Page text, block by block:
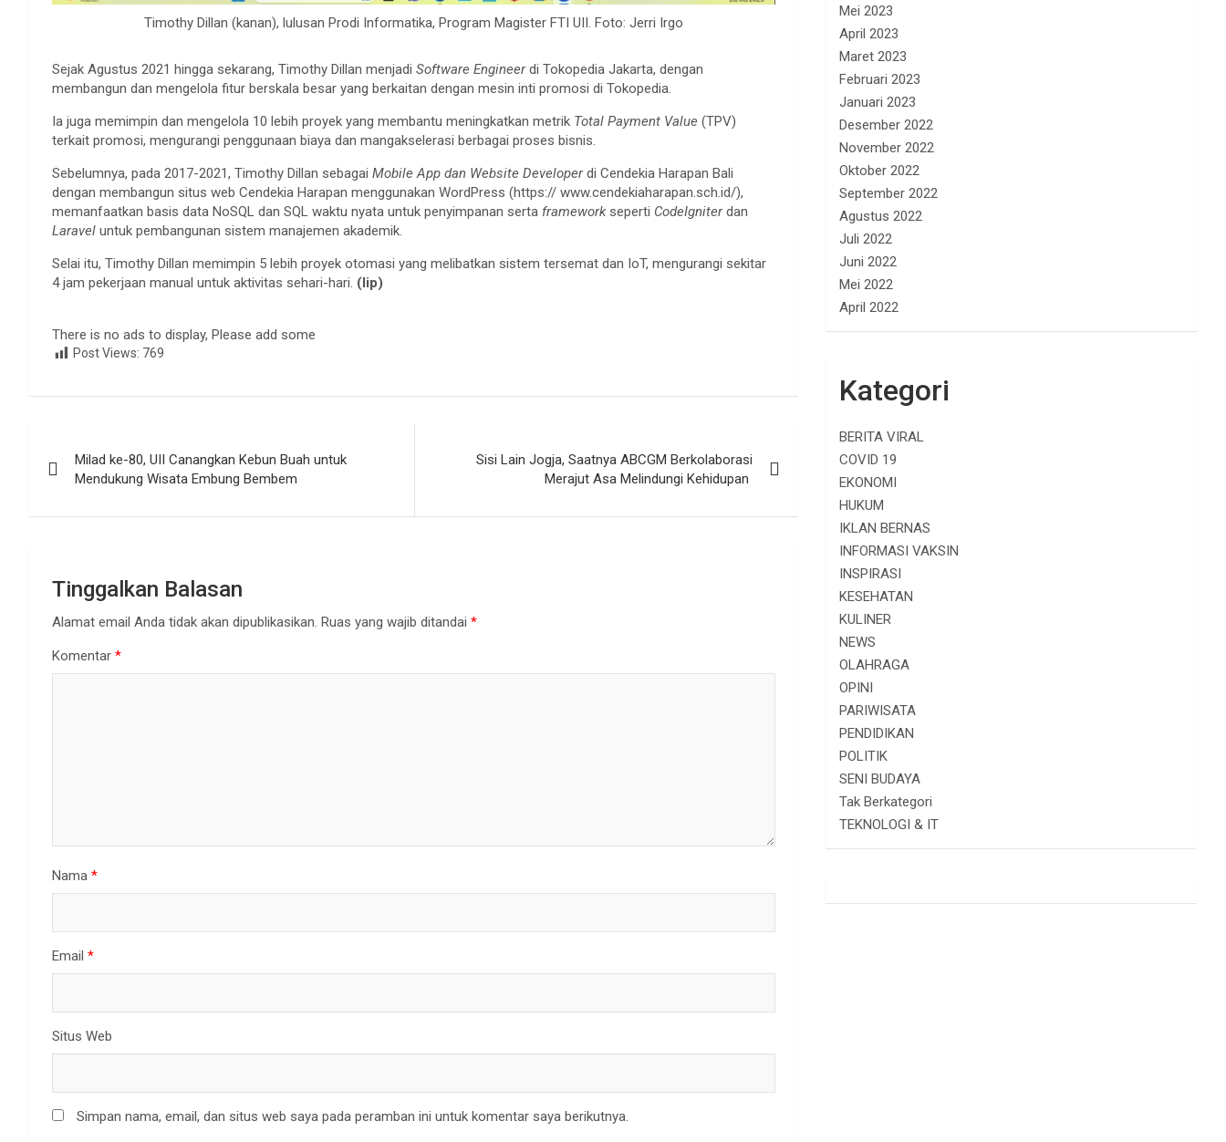
Timothy Dillan (kanan), lulusan Prodi Informatika, Program Magister FTI UII. Foto: Jerri Irgo
Sejak Agustus 2021 hingga sekarang, Timothy Dillan menjadi Software Engineerdi Tokopedia Jakarta, dengan
membangun dan mengelola fitur berskala besar yang berkaitan dengan mesin inti promosi di Tokopedia.
Ia juga memimpin dan mengelola 10 lebih proyek yang membantu meningkatkan metrik Total Payment Value (TPV)
terkait promosi, mengurangi penggunaan biaya dan mangakselerasi berbagai proses bisnis.
Sebelumnya, pada 2017-2021, Timothy Dillan sebagai Mobile App dan Website Developerdi Cendekia Harapan Bali
dengan membangun situs web Cendekia Harapan menggunakan WordPress (https:// www.cendekiaharapan.sch.id/),
memanfaatkan basis data NoSQL dan SQL waktu nyata untuk penyimpanan serta frameworkseperti CodeIgniterdan
Laravel untuk pembangunan sistem manajemen akademik.
Selai itu, Timothy Dillan memimpin 5 lebih proyek otomasi yang melibatkan sistem tersemat dan IoT, mengurangi sekitar
4 jam pekerjaan manual untuk aktivitas sehari-hari. (lip)
There is no ads to display, Please add some
Post Views: 769
pos
Milad ke-80, UII Canangkan Kebun Buah untuk
Mendukung Wisata Embung Bembem
Sisi Lain Jogja, Saatnya ABCGM Berkolaborasi
Merajut Asa Melindungi Kehidupan
Tinggalkan Balasan
Alamat email Anda tidak akan dipublikasikan. Ruas yang wajib ditandai *
Komentar *
Nama *
Email *
Situs Web
Simpan nama, email, dan situs web saya pada peramban ini untuk komentar saya berikutnya.
Mei 2023
April 2023
Maret 2023
Februari 2023
Januari 2023
Desember 2022
November 2022
Oktober 2022
September 2022
Agustus 2022
Juli 2022
Juni 2022
Mei 2022
April 2022
Kategori
BERITA VIRAL
COVID 19
EKONOMI
HUKUM
IKLAN BERNAS
INFORMASI VAKSIN
INSPIRASI
KESEHATAN
KULINER
NEWS
OLAHRAGA
OPINI
PARIWISATA
PENDIDIKAN
POLITIK
SENI BUDAYA
Tak Berkategori
TEKNOLOGI & IT